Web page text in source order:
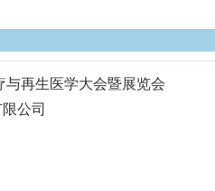
与再生医学大会暨展览会
公司